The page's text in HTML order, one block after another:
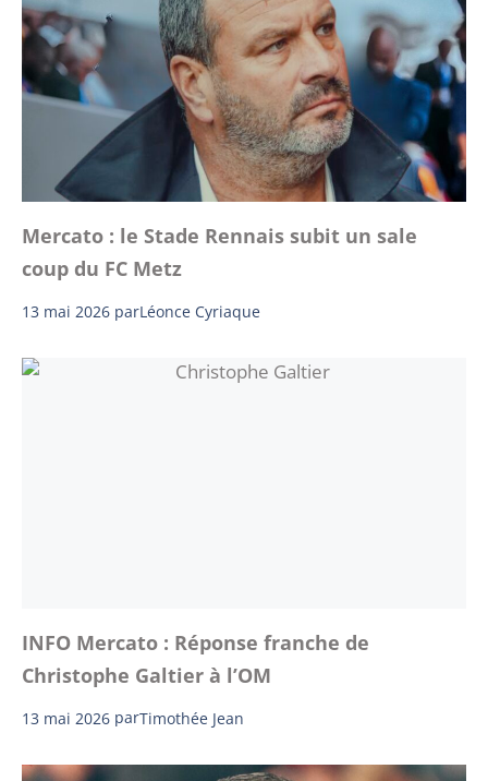
Mercato : le Stade Rennais subit un sale
coup du FC Metz
13 mai 2026 parLéonce Cyriaque
INFO Mercato : Réponse franche de
Christophe Galtier à l’OM
13 mai 2026 parTimothée Jean